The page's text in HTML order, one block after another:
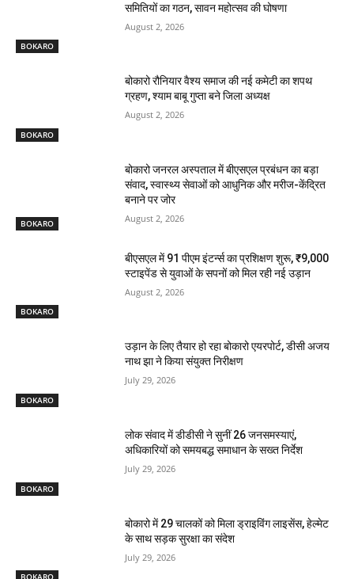
BOKARO
समितियों का गठन, सावन महोत्सव की घोषणा
August 2, 2026
BOKARO
बोकारो रौनियार वैश्य समाज की नई कमेटी का शपथ
ग्रहण, श्याम बाबू गुप्ता बने जिला अध्यक्ष
August 2, 2026
BOKARO
बोकारो जनरल अस्पताल में बीएसएल प्रबंधन का बड़ा
संवाद, स्वास्थ्य सेवाओं को आधुनिक और मरीज-केंद्रित
बनाने पर जोर
August 2, 2026
BOKARO
बीएसएल में 91 पीएम इंटर्न्स का प्रशिक्षण शुरू, ₹9,000
स्टाइपेंड से युवाओं के सपनों को मिल रही नई उड़ान
August 2, 2026
BOKARO
उड़ान के लिए तैयार हो रहा बोकारो एयरपोर्ट, डीसी अजय
नाथ झा ने किया संयुक्त निरीक्षण
July 29, 2026
BOKARO
लोक संवाद में डीडीसी ने सुनीं 26 जनसमस्याएं,
अधिकारियों को समयबद्ध समाधान के सख्त निर्देश
July 29, 2026
बोकारो में 29 चालकों को मिला ड्राइविंग लाइसेंस, हेल्मेट
के साथ सड़क सुरक्षा का संदेश
July 29, 2026